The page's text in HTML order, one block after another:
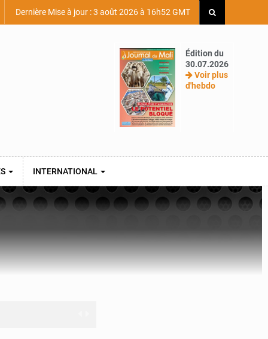
Dernière Mise à jour : 3 août 2026 à 16h52 GMT
Édition du
30.07.2026
Voir plus
d'hebdo
INTERNATIONAL